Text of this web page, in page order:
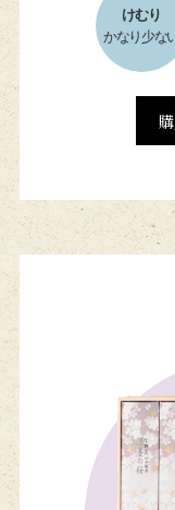
けむり
かなり少な